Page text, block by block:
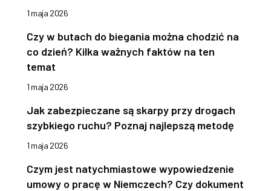
1 maja 2026
Czy w butach do biegania można chodzić na
co dzień? Kilka ważnych faktów na ten
temat
1 maja 2026
Jak zabezpieczane są skarpy przy drogach
szybkiego ruchu? Poznaj najlepszą metodę
1 maja 2026
Czym jest natychmiastowe wypowiedzenie
umowy o pracę w Niemczech? Czy dokument